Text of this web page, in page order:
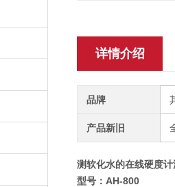
详情介绍
品牌
产品新旧
测软化水的在线硬度
型号：AH-800